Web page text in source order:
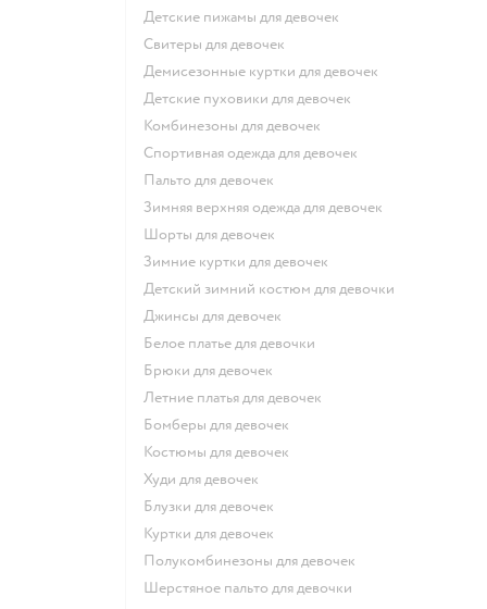
Детские пижамы для девочек
Свитеры для девочек
Демисезонные куртки для девочек
Детские пуховики для девочек
Комбинезоны для девочек
Спортивная одежда для девочек
Пальто для девочек
Зимняя верхняя одежда для девочек
Шорты для девочек
Зимние куртки для девочек
Детский зимний костюм для девочки
Джинсы для девочек
Белое платье для девочки
Брюки для девочек
Летние платья для девочек
Бомберы для девочек
Костюмы для девочек
Худи для девочек
Блузки для девочек
Куртки для девочек
Полукомбинезоны для девочек
Шерстяное пальто для девочки